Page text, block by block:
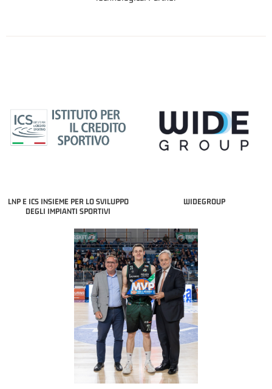
LNP E ICS INSIEME PER LO SVILUPPO
DEGLI IMPIANTI SPORTIVI
WIDEGROUP